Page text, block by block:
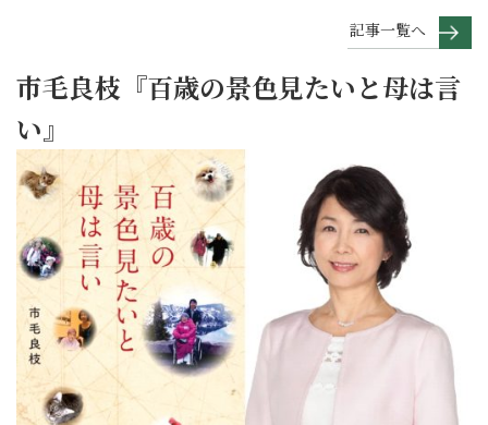
記事一覧へ
市毛良枝『百歳の景色見たいと母は言
い』